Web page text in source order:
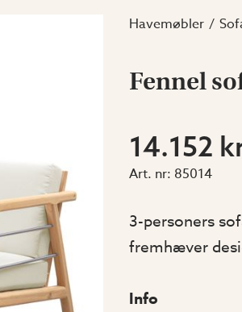
Havemøbler
Fennel
14.152
Art. nr: 85014
3-personers
fremhæver
Info